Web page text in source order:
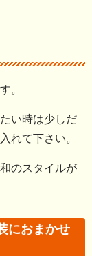
。
い時は少しだ
れて下さい。
のスタイルが
におまかせ